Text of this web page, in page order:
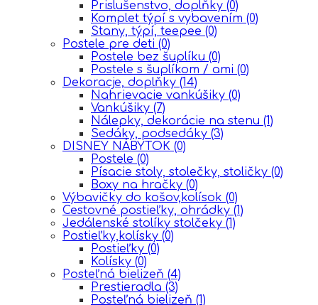
Prislušenstvo, doplňky (0)
Komplet týpí s vybavením (0)
Stany, týpí, teepee (0)
Postele pre deti (0)
Postele bez šuplíku (0)
Postele s šuplíkom / ami (0)
Dekoracje, doplňky (14)
Nahrievacie vankúšiky (0)
Vankúšiky (7)
Nálepky, dekorácie na stenu (1)
Sedáky, podsedáky (3)
DISNEY NÁBYTOK (0)
Postele (0)
Písacie stoly, stolečky, stoličky (0)
Boxy na hračky (0)
Výbavičky do košov,kolísok (0)
Cestovné postieľky, ohrádky (1)
Jedálenské stolíky stolčeky (1)
Postieľky,kolísky (0)
Postieľky (0)
Kolísky (0)
Posteľná bielizeň (4)
Prestieradla (3)
Posteľná bielizeň (1)